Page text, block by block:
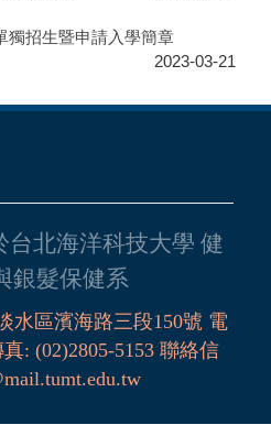
獨招生暨申請入學簡章
2023-03-21
台北海洋科技大學 健
銀髮保健系
水區濱海路三段150號 電
真: (02)2805-5153 聯絡信